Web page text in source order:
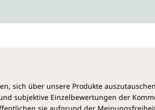
sich über unsere Produkte
subjektive Einzelbewertungen der